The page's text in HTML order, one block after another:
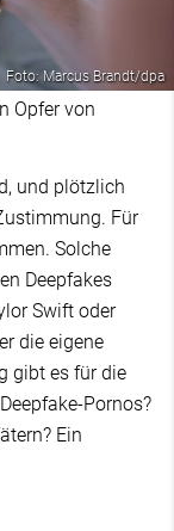
Foto: Marcus Brandt/dpa
Opfer von
und plötzlich
Für
Solche
Deepfakes
Swift oder
die eigene
gibt es für die
Pornos?
Ein